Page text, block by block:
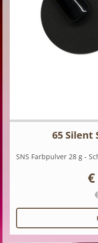
65 Silent
SNS Farbpulver 28 g -